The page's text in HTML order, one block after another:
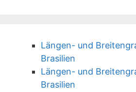
Längen- und
Brasilien
Längen- und
Brasilien